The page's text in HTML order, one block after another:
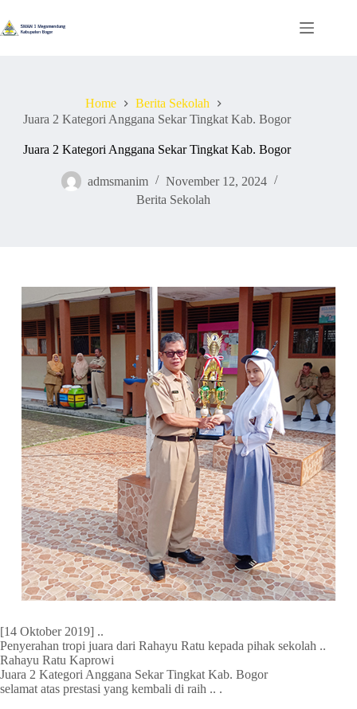
to
content
Home
Berita Sekolah
Juara 2 Kategori Anggana Sekar Tingkat Kab. Bogor
Juara 2 Kategori Anggana Sekar Tingkat Kab. Bogor
admsmanim
November 12, 2024
Berita Sekolah
[14 Oktober 2019] ..
Penyerahan tropi juara dari Rahayu Ratu kepada pihak sekolah ..
Rahayu Ratu Kaprowi
Juara 2 Kategori Anggana Sekar Tingkat Kab. Bogor
selamat atas prestasi yang kembali di raih .. .